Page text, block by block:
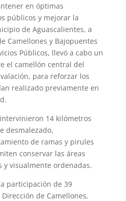
en óptimas
públicos y mejorar la
de Aguascalientes, a
Camellones y Bajopuentes
Públicos, llevó a cabo un
el camellón central del
para reforzar los
realizado previamente en
14 kilómetros
desmalezado,
de ramas y pirules
conservar las áreas
y visualmente ordenadas.
participación de 39
de Camellones,